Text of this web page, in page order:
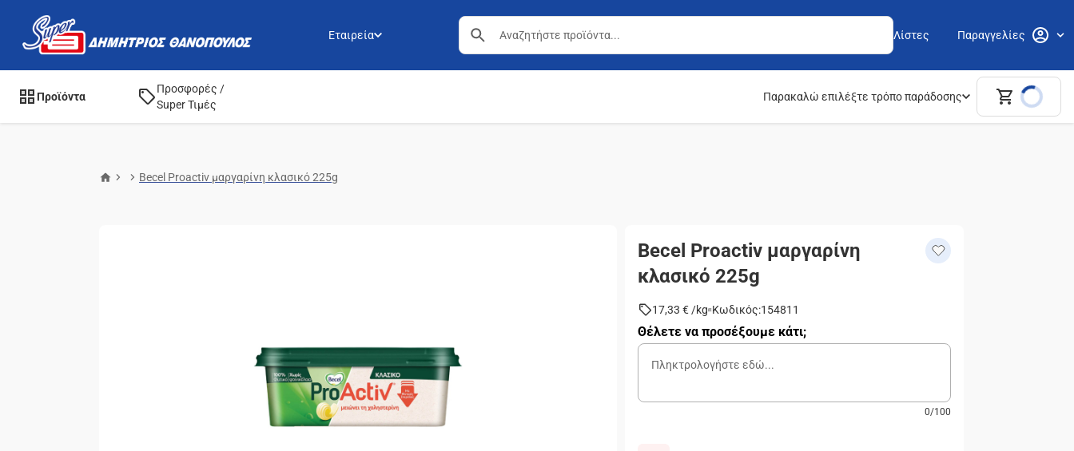
Εταιρεία Λίστες Παραγγελίες
Προϊόντα
Προσφορές /
Super Τιμές
Παρακαλώ επιλέξτε τρόπο παράδοσης
Becel Proactiv μαργαρίνη κλασικό 225g
Becel Proactiv μαργαρίνη
κλασικό 225g
17,33 €/kg Κωδικός:154811
Θέλετε να προσέξουμε κάτι;
0/100